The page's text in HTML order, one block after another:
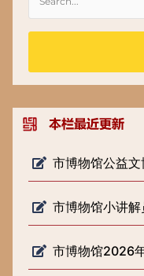
市博物馆公益文博
市博物馆小讲
市博物馆2026年暑